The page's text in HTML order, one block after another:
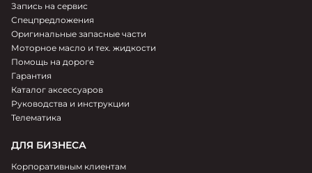
Запись на сервис
Спецпредложения
Оригинальные запасные части
Моторное масло и тех. жидкости
Помощь на дороге
Гарантия
Каталог аксессуаров
Руководства и инструкции
Телематика
ДЛЯ БИЗНЕСА
Корпоративным клиентам